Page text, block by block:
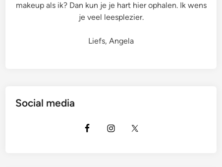
makeup als ik? Dan kun je je hart hier ophalen. Ik wens
je veel leesplezier.
Liefs, Angela
Social media